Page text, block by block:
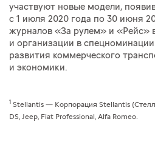
участвуют новые модели,
с 1 июля 2020 года по 30 июня
журналов «За рулем» и «Рейс»
и организации в спецноминации
развития коммерческого
и экономики.
1 Stellantis — Корпорация Stellantis
DS, Jeep, Fiat Professional, Alfa Romeo.